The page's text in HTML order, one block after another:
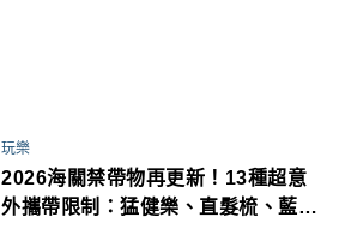
玩樂
2026海關禁帶物再更新！13種超意
外攜帶限制：猛健樂、直髮梳、藍牙